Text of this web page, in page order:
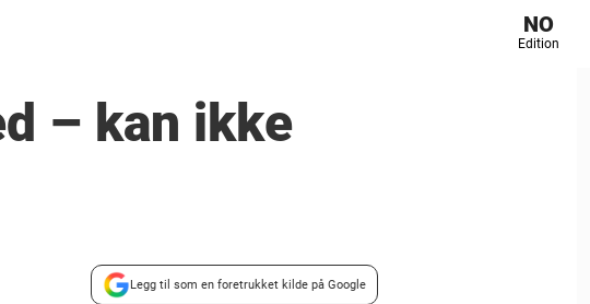
NO
Edition
– kan ikke
Legg til som en foretrukket kilde på Google